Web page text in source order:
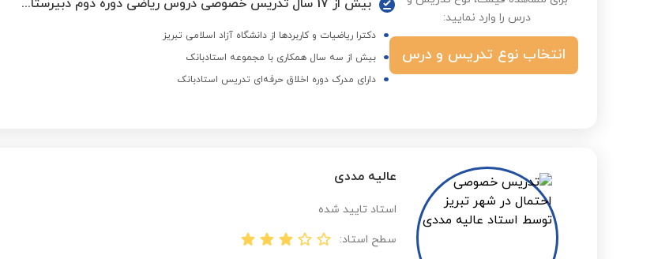
درس را وارد نمایید:
انتخاب نوع تدریس و درس
بیش از 17 سال تدریس خصوصی دروس ریاضی دوره دوم دبیرستان در موسسات غیر دولتی و عضو هیات علمی دانشگاه ازاد
دکترا ریاضیات و کاربردها از دانشگاه آزاد اسلامی تبریز
بیش از سه سال همکاری با مجموعه استادبانک
دارای مدرک دوره اخلاق حرفه‌ای تدریس استادبانک
عالیه مددی
استاد تایید شده
سطح استاد: